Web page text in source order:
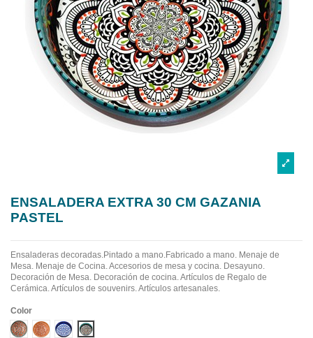
ENSALADERA EXTRA 30 CM GAZANIA
PASTEL
Ensaladeras decoradas.Pintado a mano.Fabricado a mano. Menaje de
Mesa. Menaje de Cocina. Accesorios de mesa y cocina. Desayuno.
Decoración de Mesa. Decoración de cocina. Artículos de Regalo de
Cerámica. Artículos de souvenirs. Artículos artesanales.
Color
Diseño 1Diseño 2Diseño 3Diseño 4